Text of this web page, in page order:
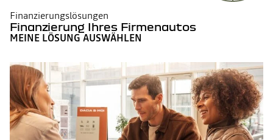
Finanzierungslösungen
Finanzierung Ihres Firmenautos
MEINE LÖSUNG AUSWÄHLEN